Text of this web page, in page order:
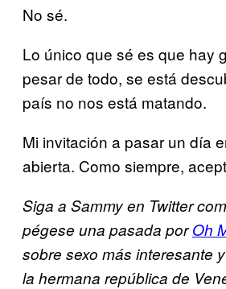
No sé.
Lo único que sé es que hay
pesar de todo, se está
país no nos está matando.
Mi invitación a pasar un día
abierta. Como siempre,
Siga a Sammy en Twitter
pégese una pasada porOh
sobre sexo más interesante
la hermana república de